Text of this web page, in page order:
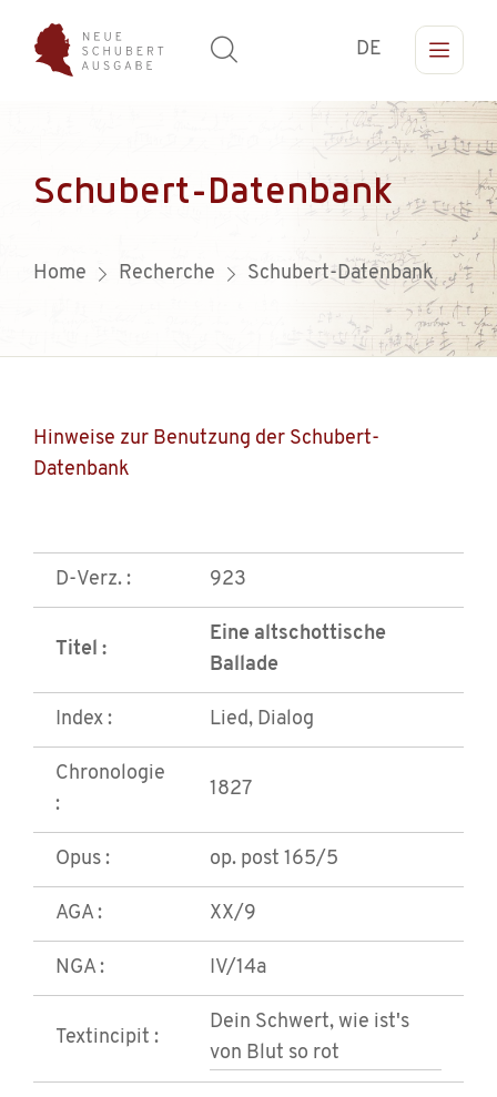
DE
Schubert-Datenbank
Home Recherche Schubert-Datenbank
Hinweise zur Benutzung der Schubert-
Datenbank
D-Verz. : 923
Titel :
Eine altschottische
Ballade
Index : Lied, Dialog
Chronologie
:
1827
Opus : op. post 165/5
AGA : XX/9
NGA : IV/14a
Textincipit :
Dein Schwert, wie ist's
von Blut so rot